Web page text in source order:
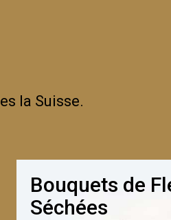
la Suisse.
Bouquets de
Séchées